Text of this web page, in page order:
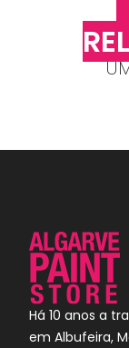
Há 10 anos a
em Albufeira,